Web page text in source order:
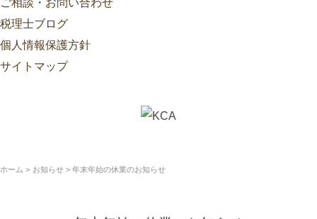
税理士ブログ
個人情報保護方針
サイトマップ
ホーム お知らせ 年末年始の休業のお知らせ